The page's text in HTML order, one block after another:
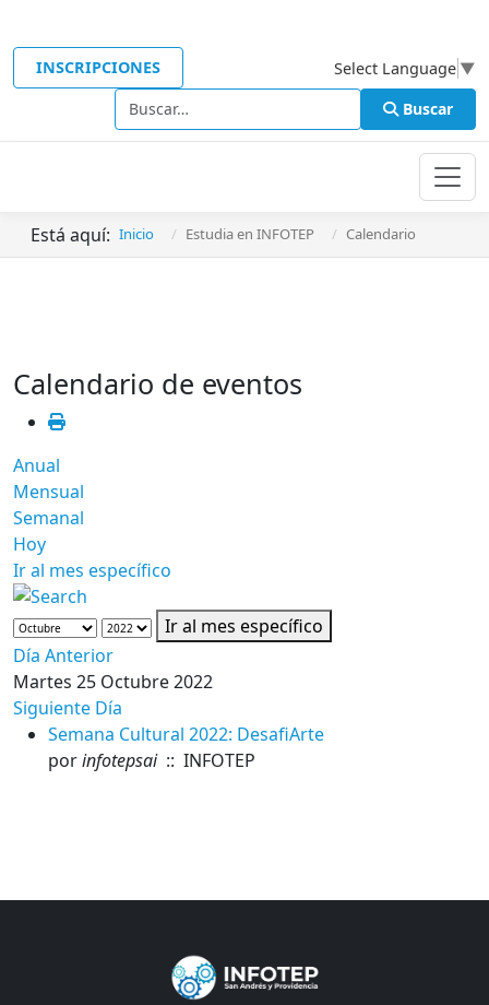
INSCRIPCIONES Select Language ▼
Buscar Buscar
Está aquí: Inicio Estudia en INFOTEP Calendario
Calendario de eventos
Anual
Mensual
Semanal
Hoy
Ir al mes específico
Ir al mes específico
Día Anterior
Martes 25 Octubre 2022
Siguiente Día
Semana Cultural 2022: DesafiArte
porinfotepsai:: INFOTEP